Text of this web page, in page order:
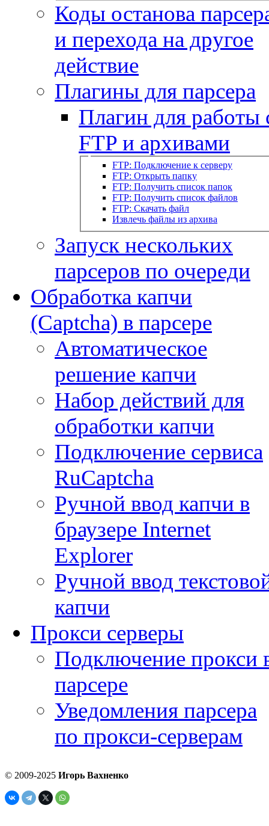
Коды останова
и перехода на другое
действие
Плагины для парсера
Плагин для работы
FTP и архивами
FTP: Подключение к серверу
FTP: Открыть папку
FTP: Получить список папок
FTP: Получить список файлов
FTP: Скачать файл
Извлечь файлы из архива
Запуск нескольких
парсеров по очереди
Обработка капчи
(Captcha) в парсере
Автоматическое
решение капчи
Набор действий для
обработки капчи
Подключение сервиса
RuCaptcha
Ручной ввод капчи в
браузере Internet
Explorer
Ручной ввод
капчи
Прокси серверы
Подключение прокси
парсере
Уведомления парсера
по прокси-серверам
© 2009-2025 Игорь Вахненко